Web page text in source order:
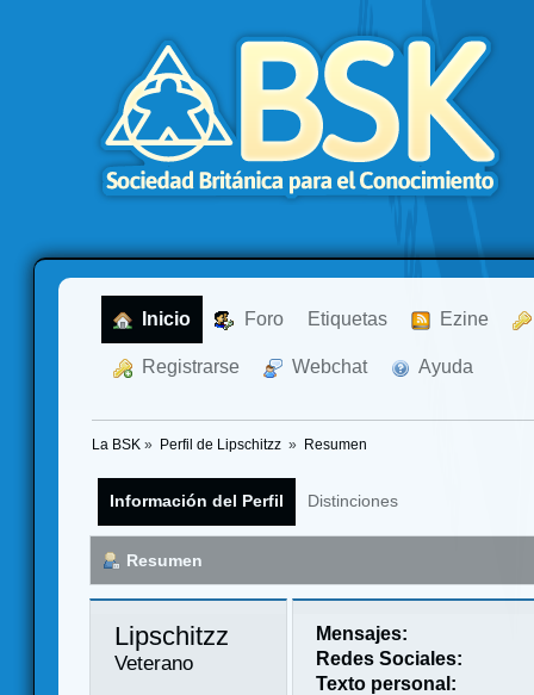
Inicio Foro Etiquetas Ezine
Registrarse Webchat Ayuda
La BSK » Perfil de Lipschitzz » Resumen
Información del Perfil Distinciones
Resumen
Lipschitzz
Veterano
Mensajes:
Redes Sociales:
Texto personal: